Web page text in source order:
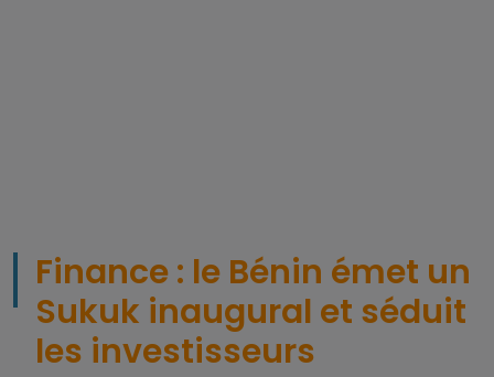
Finance : le Bénin émet un
Sukuk inaugural et séduit
les investisseurs